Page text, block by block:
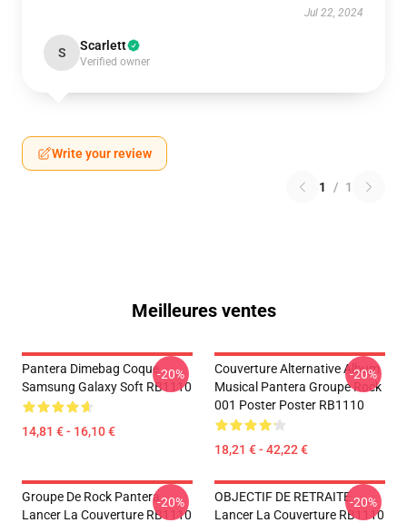
Jul 22, 2024
S Scarlett
Verified owner
Write your review
1 / 1
Meilleures ventes
Pantera Dimebag Coque
Samsung Galaxy Soft RB1110
14,81 € - 16,10 €
-20%
Couverture Alternative Album
Musical Pantera Groupe Rock
001 Poster Poster RB1110
18,21 € - 42,22 €
-20%
Groupe De Rock Pantera
Lancer La Couverture RB1110
-20%
OBJECTIF DE RETRAITE
Lancer La Couverture RB1110
-20%